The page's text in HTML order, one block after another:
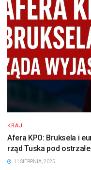
KRAJ
Afera KPO: Bruksela i
rząd Tuska pod
11 SIERPNIA, 2025